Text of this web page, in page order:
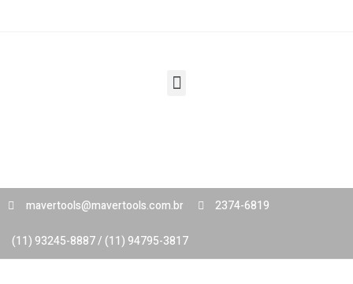
mavertools@mavertools.com.br 2374-6819
(11) 93245-8887 / (11) 94795-3817